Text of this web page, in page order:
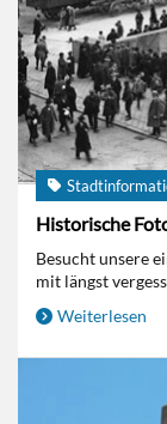
Historische
Besucht unsere
mit längst
Weiterlesen